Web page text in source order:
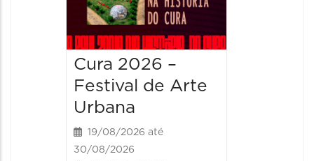
Cura 2026 –
Festival de Arte
Urbana
19/08/2026 até
30/08/2026